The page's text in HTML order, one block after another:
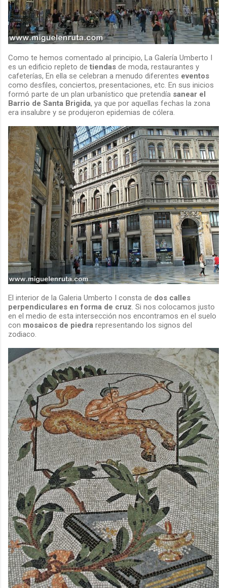
Como te hemos comentado al principio, La Galería Umberto I
es un edificio repleto de tiendas de moda, restaurantes y
cafeterías, En ella se celebran a menudo diferentes eventos
como desfiles, conciertos, presentaciones, etc. En sus inicios
formó parte de un plan urbanístico que pretendía sanear el
Barrio de Santa Brigida, ya que por aquellas fechas la zona
era insalubre y se produjeron epidemias de cólera.
El interior de la Galeria Umberto I consta de dos calles
perpendiculares en forma de cruz. Si nos colocamos justo
en el medio de esta intersección nos encontramos en el suelo
con mosaicos de piedra representando los signos del
zodiaco.